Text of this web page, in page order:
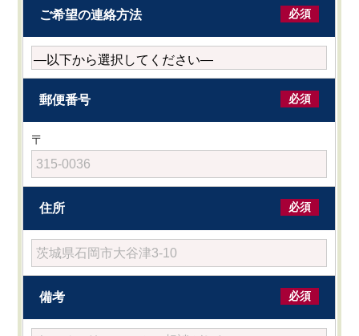
ご希望の連絡方法 必須
郵便番号 必須
〒
住所 必須
備考 必須